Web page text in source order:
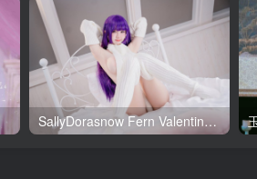
SallyDorasnow Fern Valentine [50P-353MB]